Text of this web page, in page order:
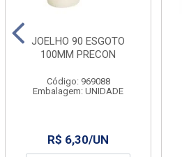
JOELHO 90 ESGOTO
100MM PRECON
Código: 969088
Embalagem: UNIDADE
R$ 6,30/UN